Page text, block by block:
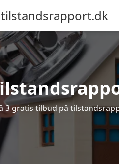
3 gratis tilbud på